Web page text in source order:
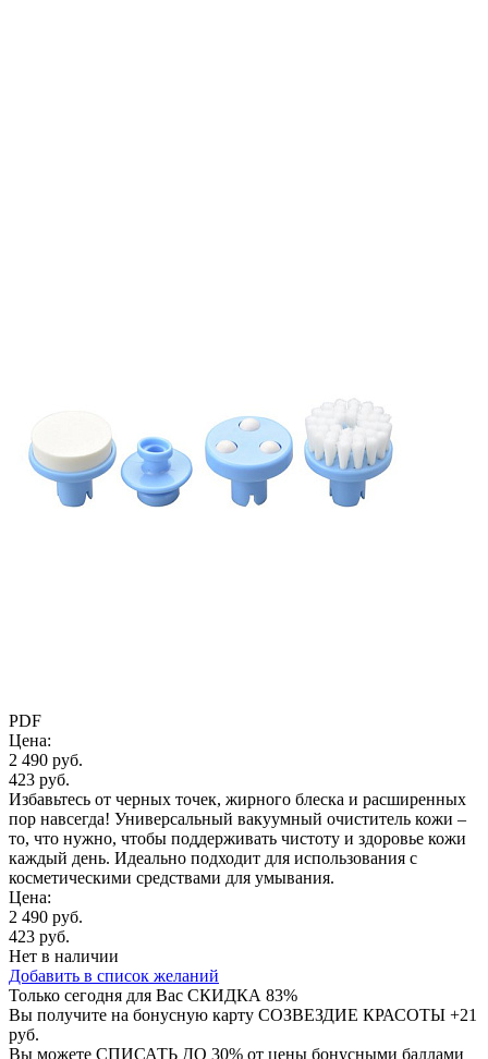
PDF
Цена:
2 490 руб.
423 руб.
Избавьтесь от черных точек, жирного блеска и расширенных
пор навсегда! Универсальный вакуумный очиститель кожи –
то, что нужно, чтобы поддерживать чистоту и здоровье кожи
каждый день. Идеально подходит для использования с
косметическими средствами для умывания.
Цена:
2 490 руб.
423 руб.
Нет в наличии
Добавить в список желаний
Только сегодня для Вас СКИДКА 83%
Вы получите на бонусную карту СОЗВЕЗДИЕ КРАСОТЫ +21
руб.
Вы можете СПИСАТЬ ДО 30% от цены бонусными баллами